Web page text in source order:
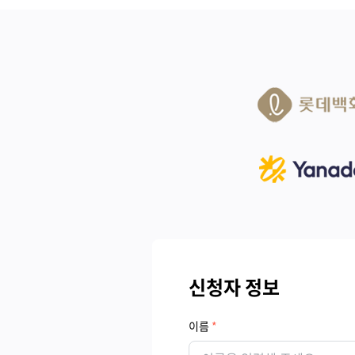
신청자 정보
이름